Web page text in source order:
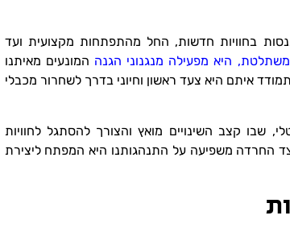
בחוויות חדשות, החל מהתפתחות מקצועית ועד
היא מפעילה מנגנוני הגנה המונעים מאיתנו
איתם היא צעד ראשון וחיוני בדרך לשחרור מכבלי
שבו קצב השינויים מואץ והצורך להסתגל לחוויות
החרדה משפיעה על התנהגותנו היא המפתח ליצירת